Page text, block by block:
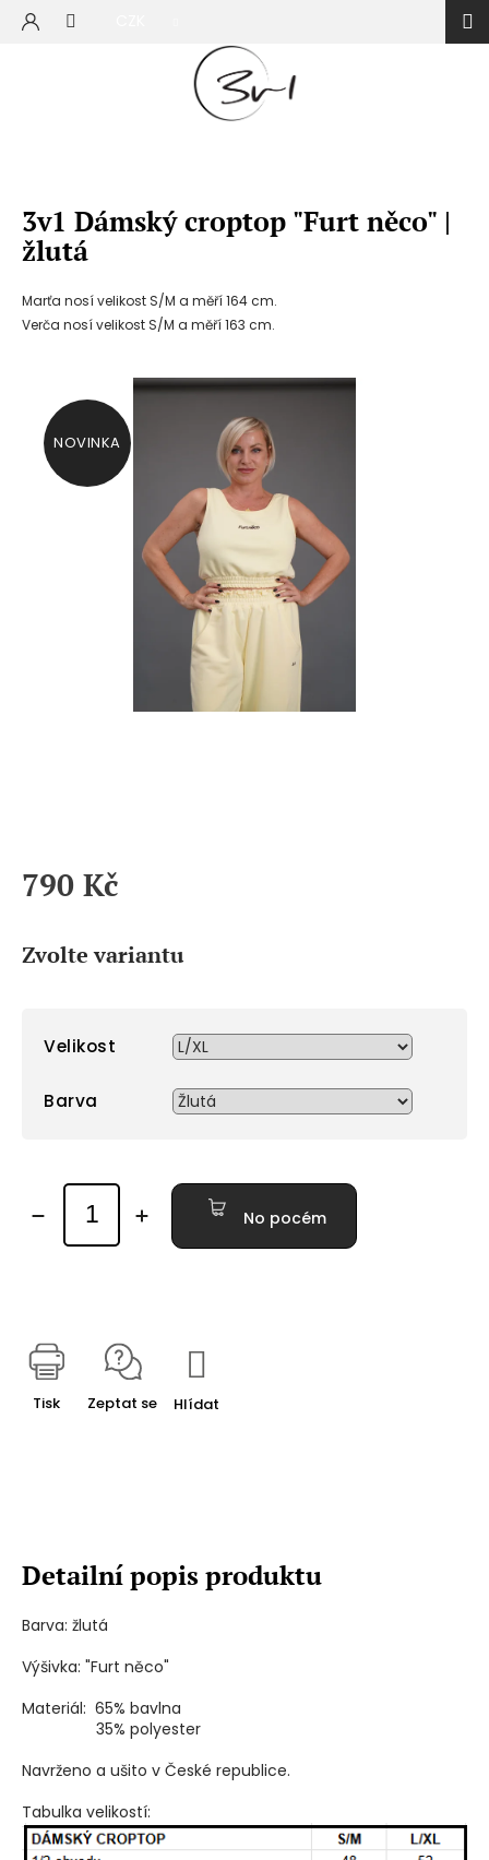
Přejít
3v1 Dámský croptop "Furt něco" |
žlutá
Marťa nosí velikost S/M a měří 164 cm.
Verča nosí velikost S/M a měří 163 cm.
NOVINKA
790 Kč
Zvolte variantu
Velikost
Barva
No pocém
Tisk Zeptat se Hlídat
Detailní popis produktu
Barva: žlutá
Výšivka: "Furt něco"
Materiál: 65% bavlna
35% polyester
Navrženo a ušito v České republice.
Tabulka velikostí: